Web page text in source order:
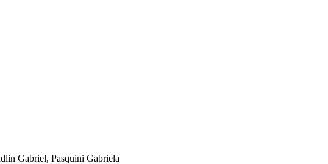
Gabriel, Pasquini Gabriela